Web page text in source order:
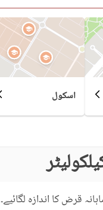
اسکول
قرض کا اندازہ لگائیے۔